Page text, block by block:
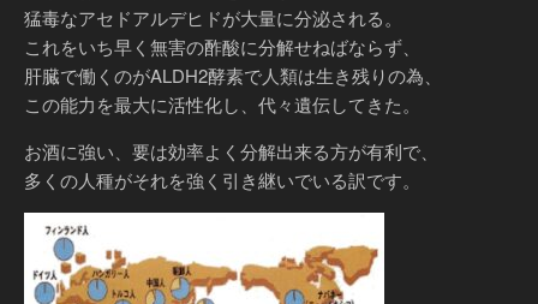
猛毒なアセドアルデヒドが大量に分泌される。
これをいち早く無害の酢酸に分解せねばならず、
肝臓で働くのがALDH2酵素で人類は生き残りの為、
この能力を最大に活性化し、代々遺伝してきた。
お酒に強い、要は効率よく分解出来る方が有利で、
多くの人種がそれを強く引き継いでいる訳です。